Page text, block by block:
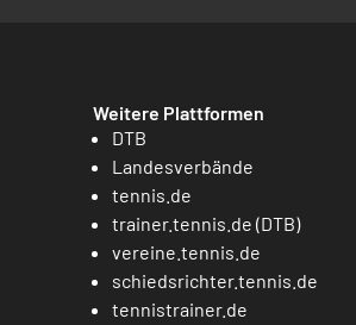
Weitere Plattformen
DTB
Landesverbände
tennis.de
trainer.tennis.de (DTB)
vereine.tennis.de
schiedsrichter.tennis.de
tennistrainer.de